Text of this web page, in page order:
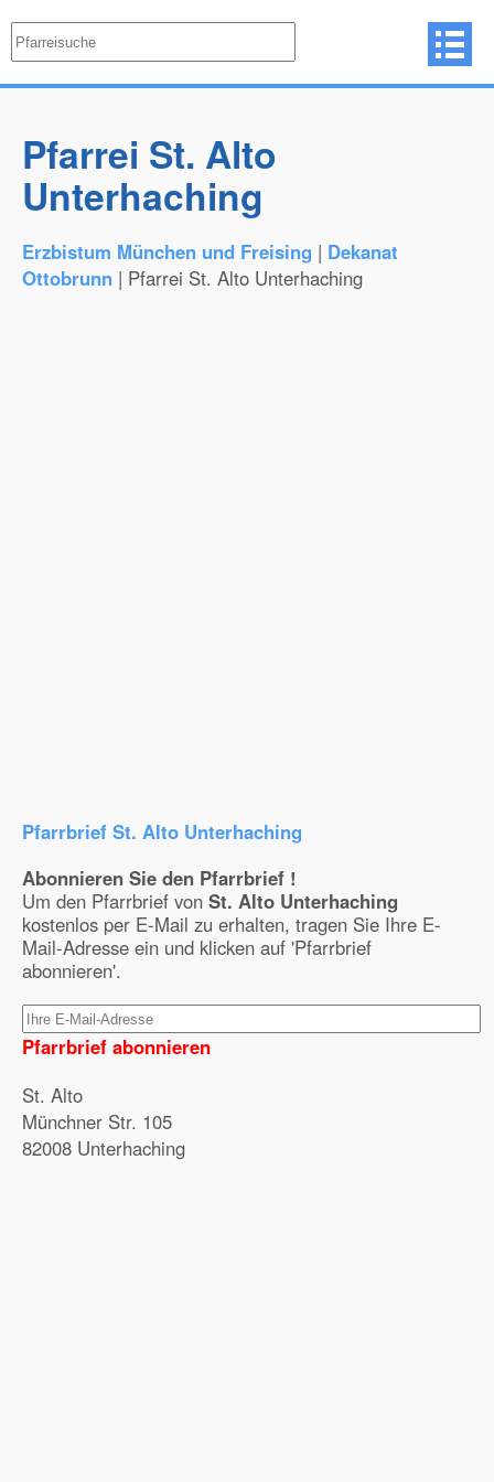
Pfarrei St. Alto
Unterhaching
Erzbistum München und Freising | Dekanat
Ottobrunn | Pfarrei St. Alto Unterhaching
Pfarrbrief St. Alto Unterhaching
Abonnieren Sie den Pfarrbrief !
Um den Pfarrbrief von St. Alto Unterhaching
kostenlos per E-Mail zu erhalten, tragen Sie Ihre E-
Mail-Adresse ein und klicken auf 'Pfarrbrief
abonnieren'.
Pfarrbrief abonnieren
St. Alto
Münchner Str. 105
82008 Unterhaching